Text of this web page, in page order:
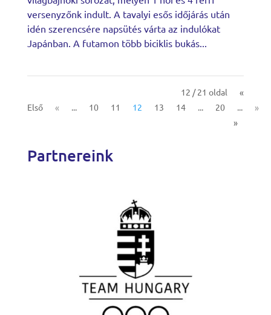
versenyzőnk indult. A tavalyi esős időjárás után
idén szerencsére napsütés várta az indulókat
Japánban. A futamon több biciklis bukás...
12 / 21 oldal
«
Első
« 10 11 12 13 14 20 »
»
Partnereink